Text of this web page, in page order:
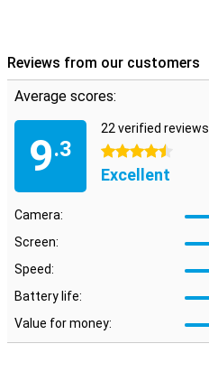
Reviews from our customers
Average scores:
9.3
22 verified reviews
4.5 stars
Excellent
Camera:
Screen:
Speed:
Battery life:
Value for money: